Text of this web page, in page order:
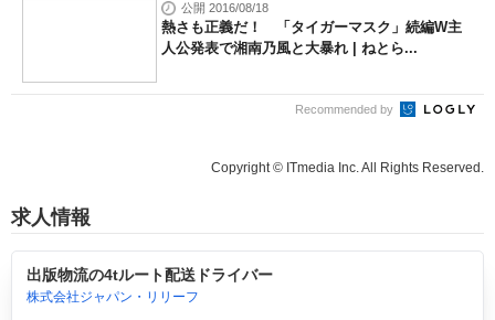
公開 2016/08/18
熱さも正義だ！ 「タイガーマスク」続編W主
人公発表で湘南乃風と大暴れ | ねとら...
Recommended by
Copyright © ITmedia Inc. All Rights Reserved.
求人情報
出版物流の4tルート配送ドライバー
株式会社ジャパン・リリーフ